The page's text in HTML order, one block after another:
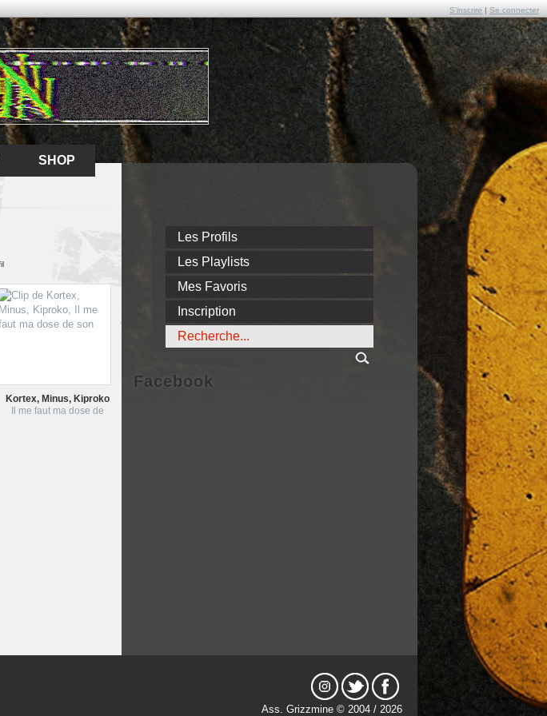
S'inscrire | Se connecter
SHOP
Les Profils
Les Playlists
Mes Favoris
Inscription
Facebook
Kortex, Minus, Kiproko
Il me faut ma dose de
Ass. Grizzmine © 2004 / 2026